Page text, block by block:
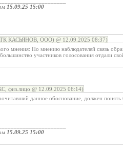
15.09.25 15:00
КАСЬЯНОВ, ООО) @ 12.09.2025 08:37)
мнения: По мнению наблюдателей связь
участников голосования отдали
физ.лицо @ 12.09.2025 06:14)
данное обоснование, должен
15.09.25 15:00